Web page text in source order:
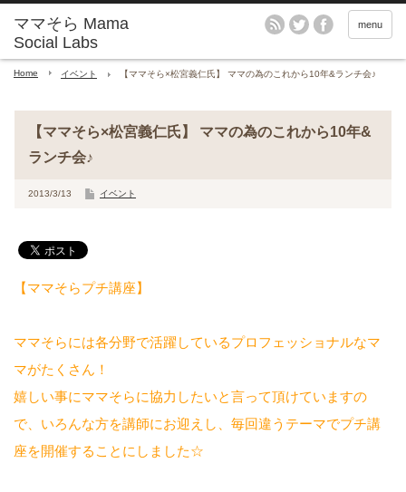
menu
Home イベント 【ママそら×松宮義仁氏】 ママの為のこれから10年&ランチ会♪
【ママそら×松宮義仁氏】 ママの為のこれから10年&
ランチ会♪
2013/3/13 イベント
【ママそらプチ講座】
ママそらには各分野で活躍しているプロフェッショナルなマ
マがたくさん！
嬉しい事にママそらに協力したいと言って頂けていますの
で、いろんな方を講師にお迎えし、毎回違うテーマでプチ講
座を開催することにしました☆